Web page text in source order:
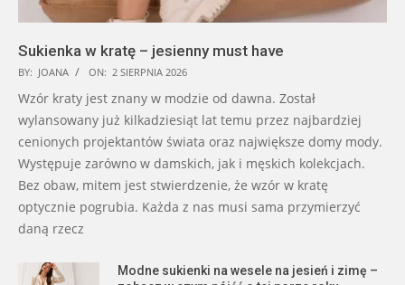
Sukienka w kratę – jesienny must have
BY: JOANA ON: 2 SIERPNIA 2026
Wzór kraty jest znany w modzie od dawna. Został
wylansowany już kilkadziesiąt lat temu przez najbardziej
cenionych projektantów świata oraz największe domy mody.
Występuje zarówno w damskich, jak i męskich kolekcjach.
Bez obaw, mitem jest stwierdzenie, że wzór w kratę
optycznie pogrubia. Każda z nas musi sama przymierzyć
daną rzecz
Modne sukienki na wesele na jesień i zimę –